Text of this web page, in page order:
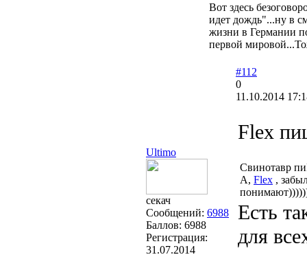
Вот здесь
идет дождь"...ну в
жизни в Германии
первой
Ultimo
секач
Сообщений: 6988
Баллов: 6988
Регистрация:
31.07.2014
#112
0
11.10.2014
Flex
Свинотавр
А, Flex ,
Есть
для